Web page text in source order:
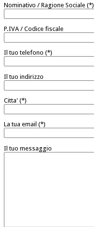
Nominativo / Ragione Sociale (*)
P.IVA / Codice fiscale
Il tuo telefono (*)
Il tuo indirizzo
Citta' (*)
La tua email (*)
Il tuo messaggio